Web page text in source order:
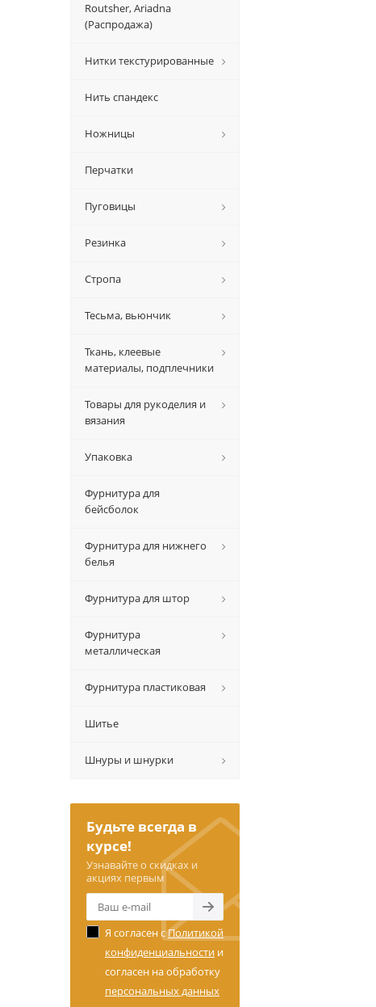
Routsher, Ariadna
(Распродажа)
Нитки текстурированные
Нить спандекс
Ножницы
Перчатки
Пуговицы
Резинка
Стропа
Тесьма, вьюнчик
Ткань, клеевые
материалы, подплечники
Товары для рукоделия и
вязания
Упаковка
Фурнитура для
бейсболок
Фурнитура для нижнего
белья
Фурнитура для штор
Фурнитура
металлическая
Фурнитура пластиковая
Шитье
Шнуры и шнурки
Будьте всегда в
курсе!
Узнавайте о скидках и
акциях первым
Я согласен сПолитикой
конфиденциальности и
согласен на обработку
персональных данных